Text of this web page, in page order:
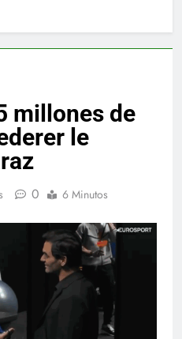
millones de
le
0 6 Minutos